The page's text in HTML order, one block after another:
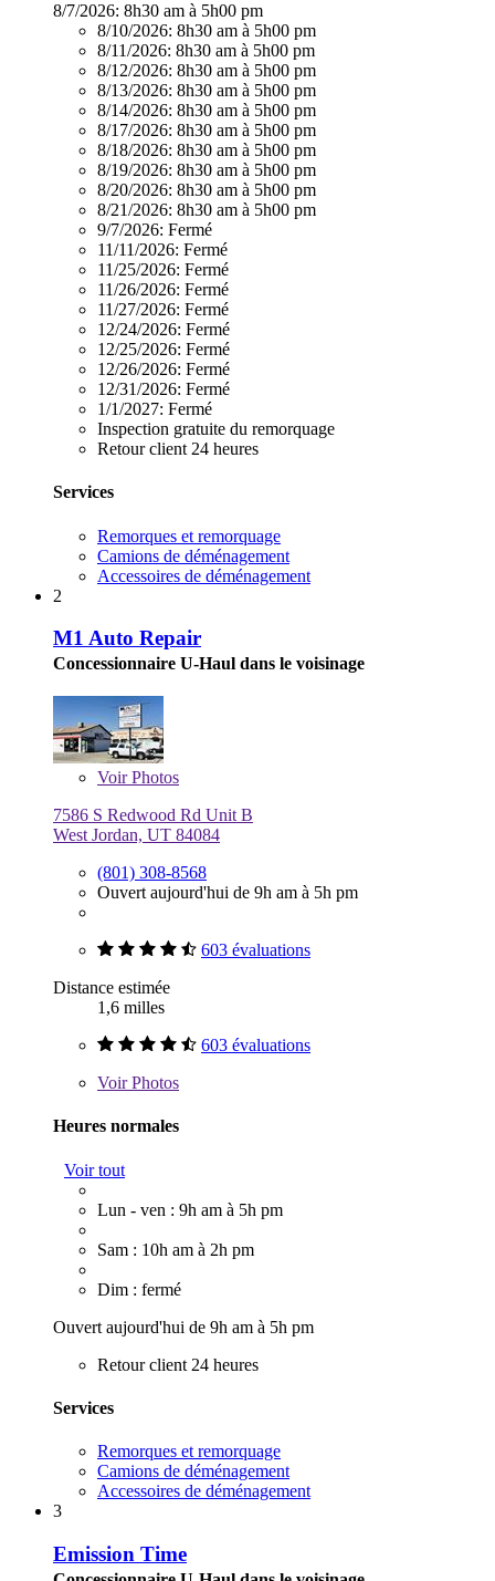
8/7/2026: 8h30 am à 5h00 pm
8/10/2026: 8h30 am à 5h00 pm
8/11/2026: 8h30 am à 5h00 pm
8/12/2026: 8h30 am à 5h00 pm
8/13/2026: 8h30 am à 5h00 pm
8/14/2026: 8h30 am à 5h00 pm
8/17/2026: 8h30 am à 5h00 pm
8/18/2026: 8h30 am à 5h00 pm
8/19/2026: 8h30 am à 5h00 pm
8/20/2026: 8h30 am à 5h00 pm
8/21/2026: 8h30 am à 5h00 pm
9/7/2026: Fermé
11/11/2026: Fermé
11/25/2026: Fermé
11/26/2026: Fermé
11/27/2026: Fermé
12/24/2026: Fermé
12/25/2026: Fermé
12/26/2026: Fermé
12/31/2026: Fermé
1/1/2027: Fermé
Inspection gratuite du remorquage
Retour client 24 heures
Services
Remorques et remorquage
Camions de déménagement
Accessoires de déménagement
2
M1 Auto Repair
Concessionnaire U-Haul dans le voisinage
VoirPhotos
7586 S Redwood Rd Unit B
West Jordan, UT 84084
(801) 308-8568
Ouvert aujourd'hui de 9h am à 5h pm
603 évaluations
Distance estimée
1,6 milles
603 évaluations
VoirPhotos
Heures normales
Voir tout
Lun - ven : 9h am à 5h pm
Sam : 10h am à 2h pm
Dim : fermé
Ouvert aujourd'hui de 9h am à 5h pm
Retour client 24 heures
Services
Remorques et remorquage
Camions de déménagement
Accessoires de déménagement
3
Emission Time